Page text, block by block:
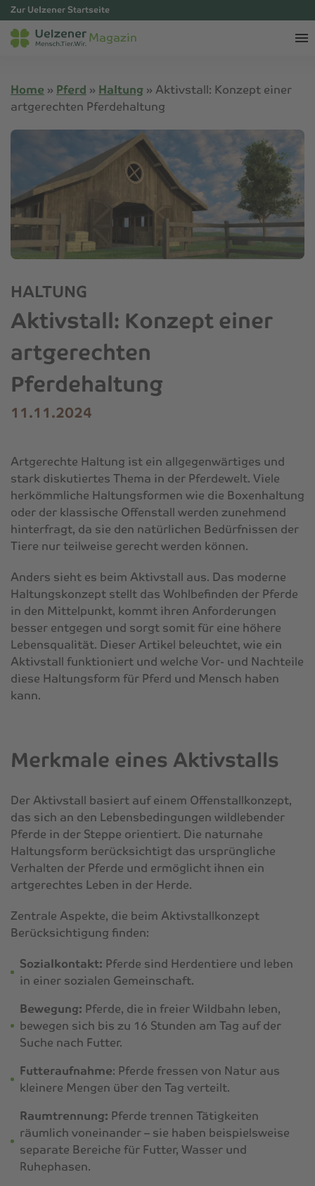
Zur Uelzener Startseite
Magazin
Home » Pferd » Haltung » Aktivstall: Konzept einer
artgerechten Pferdehaltung
HALTUNG
Aktivstall: Konzept einer
artgerechten
Pferdehaltung
11.11.2024
Artgerechte Haltung ist ein allgegenwärtiges und
stark diskutiertes Thema in der Pferdewelt. Viele
herkömmliche Haltungsformen wie die Boxenhaltung
oder der klassische Offenstall werden zunehmend
hinterfragt, da sie den natürlichen Bedürfnissen der
Tiere nur teilweise gerecht werden können.
Anders sieht es beim Aktivstall aus. Das moderne
Haltungskonzept stellt das Wohlbefinden der Pferde
in den Mittelpunkt, kommt ihren Anforderungen
besser entgegen und sorgt somit für eine höhere
Lebensqualität. Dieser Artikel beleuchtet, wie ein
Aktivstall funktioniert und welche Vor- und Nachteile
diese Haltungsform für Pferd und Mensch haben
kann.
Merkmale eines Aktivstalls
Der Aktivstall basiert auf einem Offenstallkonzept,
das sich an den Lebensbedingungen wildlebender
Pferde in der Steppe orientiert. Die naturnahe
Haltungsform berücksichtigt das ursprüngliche
Verhalten der Pferde und ermöglicht ihnen ein
artgerechtes Leben in der Herde.
Zentrale Aspekte, die beim Aktivstallkonzept
Berücksichtigung finden:
Sozialkontakt: Pferde sind Herdentiere und leben
in einer sozialen Gemeinschaft.
Bewegung: Pferde, die in freier Wildbahn leben,
bewegen sich bis zu 16 Stunden am Tag auf der
Suche nach Futter.
Futteraufnahme: Pferde fressen von Natur aus
kleinere Mengen über den Tag verteilt.
Raumtrennung: Pferde trennen Tätigkeiten
räumlich voneinander – sie haben beispielsweise
separate Bereiche für Futter, Wasser und
Ruhephasen.